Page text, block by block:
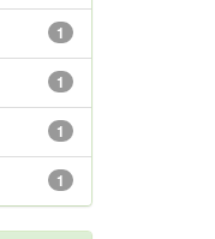
1
1
1
1